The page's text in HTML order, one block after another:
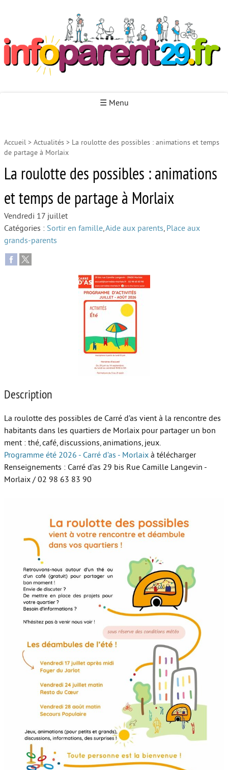
☰ Menu
Accueil
Autour de la petite enfance
Autour de l’enfance
Autour de la jeunesse
Face au handicap
Face au deuil
Sortir en famille
Vie de couple
Aide aux parents
Accueil > Actualités > La roulotte des possibles : animations et temps
de partage à Morlaix
La roulotte des possibles : animations
et temps de partage à Morlaix
Vendredi 17 juillet
Catégories : Sortir en famille,Aide aux parents, Place aux
grands-parents
Description
La roulotte des possibles de Carré d’as vient à la rencontre des
habitants dans les quartiers de Morlaix pour partager un bon
ment : thé, café, discussions, animations, jeux.
Programme été 2026 - Carré d’as - Morlaix à télécharger
Renseignements : Carré d’as 29 bis Rue Camille Langevin -
Morlaix / 02 98 63 83 90